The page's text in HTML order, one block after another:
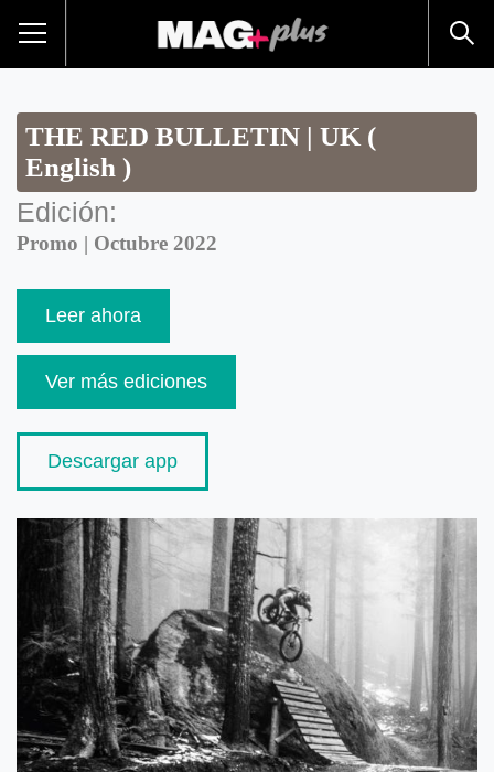
THE RED BULLETIN | UK (
English )
Edición:
Promo | Octubre 2022
Leer ahora
Ver más ediciones
Descargar app